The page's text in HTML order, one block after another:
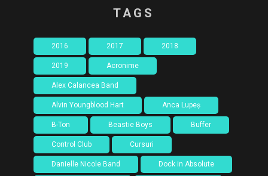
TAGS
2016 2017 2018
2019 Acronime
Alex Calancea Band
Alvin Youngblood Hart Anca Lupeș
B-Ton Beastie Boys Buffer
Control Club Cursuri
Danielle Nicole Band Dock in Absolute